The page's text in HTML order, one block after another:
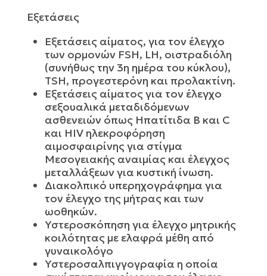
Εξετάσεις
Εξετάσεις αίματος, για τον έλεγχο
των ορμονών FSH, LH, οιστραδιόλη
(συνήθως την 3η ημέρα του κύκλου),
TSH, προγεστερόνη και προλακτίνη.
Εξετάσεις αίματος για τον έλεγχο
σεξουαλικά μεταδιδόμενων
ασθενειών όπως Ηπατίτιδα Β και C
και HIV ηλεκροφόρηση
αιμοσφαιρίνης για στίγμα
Μεσογειακής αναιμίας και έλεγχος
μεταλλάξεων για κυστική ίνωση.
Διακολπικό υπερηχογράφημα για
τον έλεγχο της μήτρας και των
ωοθηκών.
Υστεροσκόπηση για έλεγχο μητρικής
κοιλότητας με ελαφρά μέθη από
γυναικολόγο
Υστεροσαλπιγγογραφία η οποία